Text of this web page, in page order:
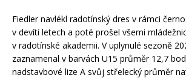
Fiedler navlékl radotínský dres v rámci
v devíti letech a poté prošel všemi
v radotínské akademii. V uplynulé sezoně
zaznamenal v barvách U15 průměr 12,7
nadstavbové lize A svůj střelecký průměr